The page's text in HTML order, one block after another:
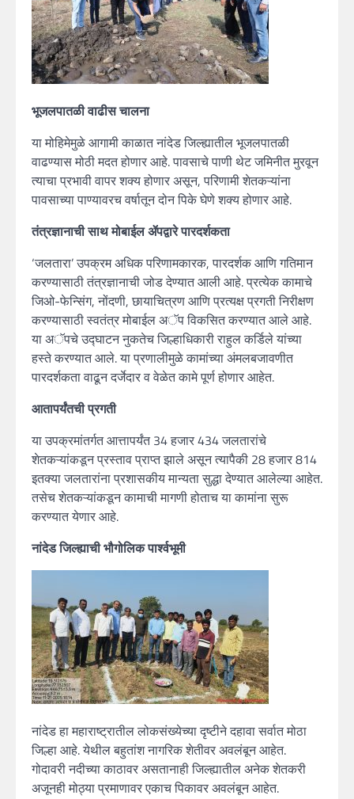
भूजलपातळी वाढीस चालना
या मोहिमेमुळे आगामी काळात नांदेड जिल्ह्यातील भूजलपातळी
वाढण्यास मोठी मदत होणार आहे. पावसाचे पाणी थेट जमिनीत मुरवून
त्याचा प्रभावी वापर शक्य होणार असून, परिणामी शेतकऱ्यांना
पावसाच्या पाण्यावरच वर्षातून दोन पिके घेणे शक्य होणार आहे.
तंत्रज्ञानाची साथ मोबाईल ॲपद्वारे पारदर्शकता
‘जलतारा’ उपक्रम अधिक परिणामकारक, पारदर्शक आणि गतिमान
करण्यासाठी तंत्रज्ञानाची जोड देण्यात आली आहे. प्रत्येक कामाचे
जिओ-फेन्सिंग, नोंदणी, छायाचित्रण आणि प्रत्यक्ष प्रगती निरीक्षण
करण्यासाठी स्वतंत्र मोबाईल अॅप विकसित करण्यात आले आहे.
या अॅपचे उद्घाटन नुकतेच जिल्हाधिकारी राहुल कर्डिले यांच्या
हस्ते करण्यात आले. या प्रणालीमुळे कामांच्या अंमलबजावणीत
पारदर्शकता वाढून दर्जेदार व वेळेत कामे पूर्ण होणार आहेत.
आतापर्यंतची प्रगती
या उपक्रमांतर्गत आत्तापर्यंत 34 हजार 434 जलतारांचे
शेतकऱ्यांकडून प्रस्ताव प्राप्त झाले असून त्यापैकी 28 हजार 814
इतक्या जलतारांना प्रशासकीय मान्यता सुद्धा देण्यात आलेल्या आहेत.
तसेच शेतकऱ्यांकडून कामाची मागणी होताच या कामांना सुरू
करण्यात येणार आहे.
नांदेड जिल्ह्याची भौगोलिक पार्श्वभूमी
नांदेड हा महाराष्ट्रातील लोकसंख्येच्या दृष्टीने दहावा सर्वात मोठा
जिल्हा आहे. येथील बहुतांश नागरिक शेतीवर अवलंबून आहेत.
गोदावरी नदीच्या काठावर असतानाही जिल्ह्यातील अनेक शेतकरी
अजूनही मोठ्या प्रमाणावर एकाच पिकावर अवलंबून आहेत.